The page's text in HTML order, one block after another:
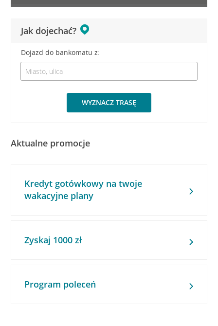
Jak dojechać?
Dojazd do bankomatu z:
WYZNACZ TRASĘ
Aktualne promocje
Kredyt gotówkowy na twoje
wakacyjne plany
Zyskaj 1000 zł
Program poleceń